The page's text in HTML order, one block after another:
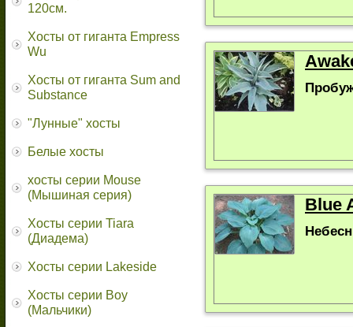
120см.
Хосты от гиганта Empress
Wu
Хосты от гиганта Sum and
Substance
"Лунные" хосты
Белые хосты
хосты серии Mouse
(Мышиная серия)
Хосты серии Tiara
(Диадема)
Хосты серии Lakeside
Хосты серии Boy
(Мальчики)
Blue